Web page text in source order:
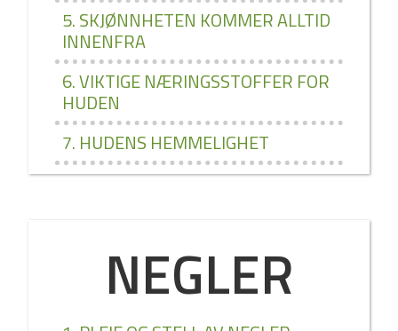
5. SKJØNNHETEN KOMMER ALLTID
INNENFRA
6. VIKTIGE NÆRINGSSTOFFER FOR
HUDEN
7. HUDENS HEMMELIGHET
NEGLER